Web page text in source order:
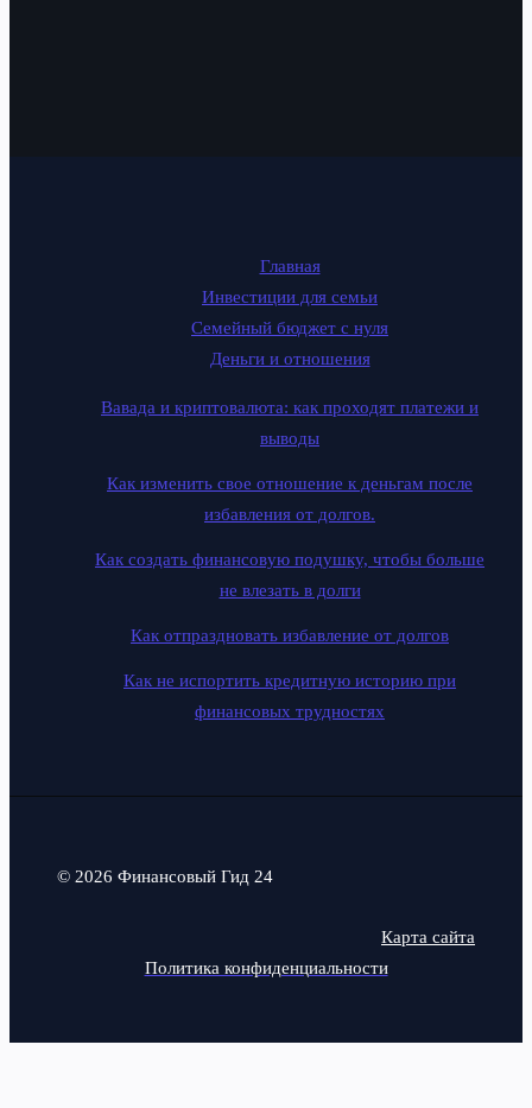
Главная
Инвестиции для семьи
Семейный бюджет с нуля
Деньги и отношения
Вавада и криптовалюта: как проходят платежи и
выводы
Как изменить свое отношение к деньгам после
избавления от долгов.
Как создать финансовую подушку, чтобы больше
не влезать в долги
Как отпраздновать избавление от долгов
Как не испортить кредитную историю при
финансовых трудностях
© 2026 Финансовый Гид 24
Карта сайта
Политика конфиденциальности